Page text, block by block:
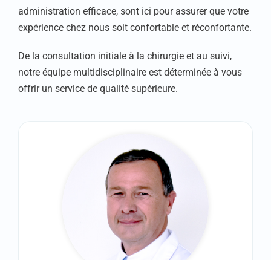
administration efficace, sont ici pour assurer que votre
expérience chez nous soit confortable et réconfortante.
De la consultation initiale à la chirurgie et au suivi,
notre équipe multidisciplinaire est déterminée à vous
offrir un service de qualité supérieure.